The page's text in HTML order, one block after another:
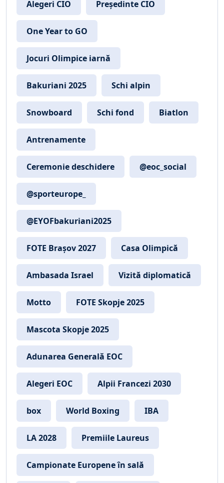
Alegeri CIO Președinte CIO
One Year to GO
Jocuri Olimpice iarnă
Bakuriani 2025 Schi alpin
Snowboard Schi fond Biatlon
Antrenamente
Ceremonie deschidere @eoc_social
@sporteurope_
@EYOFbakuriani2025
FOTE Brașov 2027 Casa Olimpică
Ambasada Israel Vizită diplomatică
Motto FOTE Skopje 2025
Mascota Skopje 2025
Adunarea Generală EOC
Alegeri EOC Alpii Francezi 2030
box World Boxing IBA
LA 2028 Premiile Laureus
Campionate Europene în sală